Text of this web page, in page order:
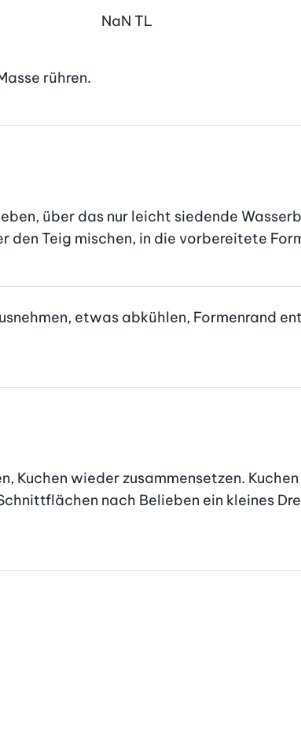
NaN TL
rühren.
über das nur leicht siedende
Teig mischen, in die vorbereitete
etwas abkühlen, Formenrand
Kuchen wieder zusammensetzen.
nach Belieben ein kleines